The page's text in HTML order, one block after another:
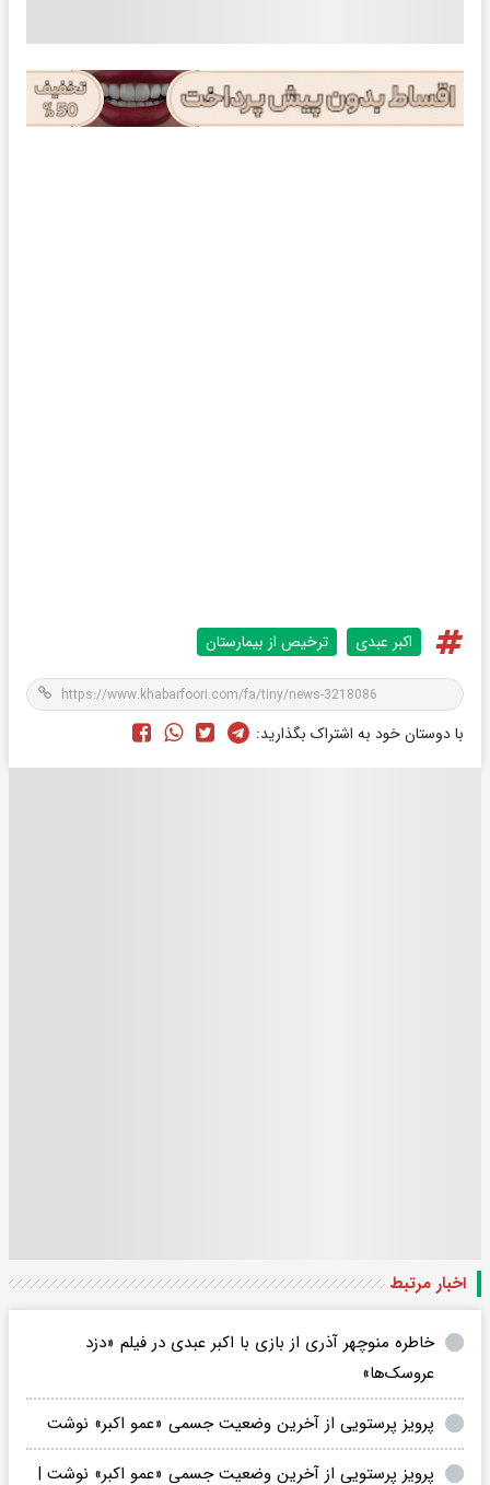
اکبر عبدی ترخیص از بیمارستان
با دوستان خود به اشتراک بگذارید:
اخبار مرتبط
خاطره منوچهر آذری از بازی با اکبر عبدی در فیلم «دزد
عروسک‌ها»
پرویز پرستویی از آخرین وضعیت جسمی «عمو اکبر» نوشت
پرویز پرستویی از آخرین وضعیت جسمی «عمو اکبر» نوشت |